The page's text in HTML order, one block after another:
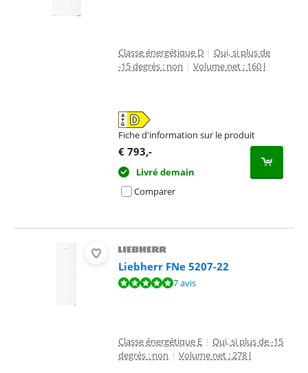
Classe énergétique D | Oui, si plus de
-15 degrés : non | Volume net : 160 l
Fiche d'information sur le produit
s'ouvre dans un nouvel onglet
€ 793,-
Livré demain
Comparer
Liebherr FNe 5207-22
La note est de 9,6 sur 10, basée sur 7 avis.7 avis
Classe énergétique E | Oui, si plus de -15
degrés : non | Volume net : 278 l